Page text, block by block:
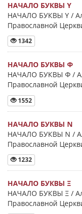
НАЧАЛО БУКВЫ Y
НАЧАЛО БУКВЫ Y /
Православной
1342
НАЧАЛО БУКВЫ Φ
НАЧАЛО БУКВЫ Φ /
Православной
1552
НАЧАЛО БУКВЫ Ν
НАЧАЛО БУКВЫ Ν /
Православной
1232
НАЧАЛО БУКВЫ Ξ
НАЧАЛО БУКВЫ Ξ /
Православной